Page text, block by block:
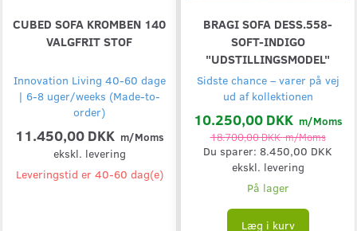
CUBED SOFA KROMBEN 140
VALGFRIT STOF
Innovation Living 40-60 dage
| 6-8 uger/weeks (Made-to-
order)
11.450,00 DKK m/Moms
ekskl. levering
Leveringstid er 40-60 dag(e)
BRAGI SOFA DESS.558-
SOFT-INDIGO
"UDSTILLINGSMODEL"
Sidste chance – varer på vej
ud af kollektionen
10.250,00 DKK m/Moms
18.700,00 DKKm/Moms
Du sparer: 8.450,00 DKK
ekskl. levering
På lager
Læg i kurv